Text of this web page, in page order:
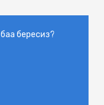
бересиз?